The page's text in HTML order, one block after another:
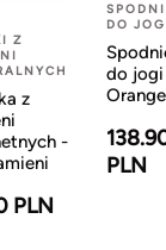
Z
z
-
PLN
DO
do
Orange
PLN